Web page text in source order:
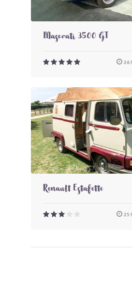
Maserati 3500 GT
26
Renault Estafette
25